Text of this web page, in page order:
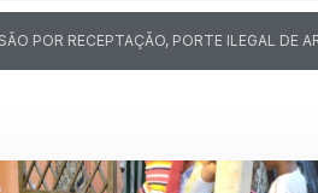
POR RECEPTAÇÃO, PORTE ILEGAL DE